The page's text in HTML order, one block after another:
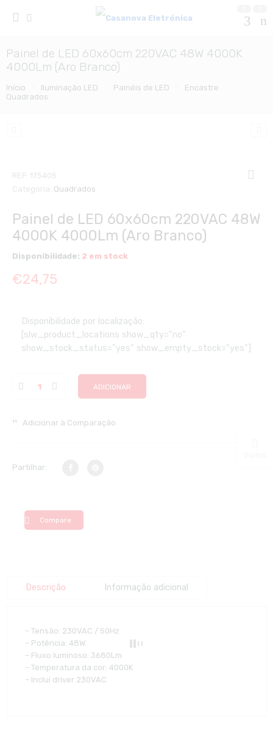
Painel de LED 60x60cm 220VAC 48W 4000K
4000Lm (Aro Branco)
Início Iluminação LED Painéis de LED
Encastre
Quadrados
REF: 175405
Categoria: Quadrados
Painel de LED 60x60cm 220VAC 48W
4000K 4000Lm (Aro Branco)
Disponibilidade: 2 em stock
€24,75
Disponibilidade por localização:
[slw_product_locations show_qty=”no”
show_stock_status=”yes” show_empty_stock=”yes”]
ADICIONAR
Adicionar à Comparação
Partilhar:
Compare
Descrição Informação adicional
– Tensão: 230VAC / 50Hz
– Potência: 48W
– Fluxo luminoso: 3680Lm
– Temperatura da cor: 4000K
– Inclui driver 230VAC